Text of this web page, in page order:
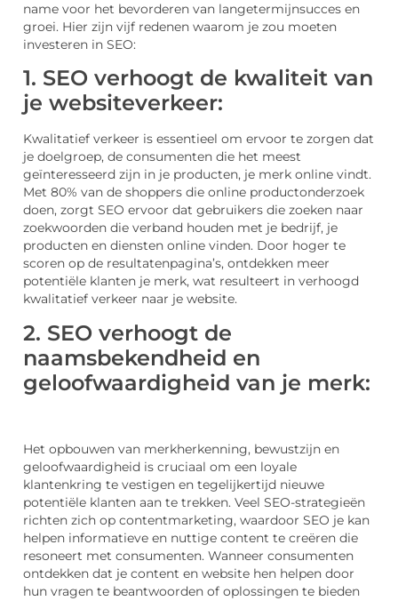
name voor het bevorderen van langetermijnsucces en
groei. Hier zijn vijf redenen waarom je zou moeten
investeren in SEO:
1. SEO verhoogt de kwaliteit van
je websiteverkeer:
Kwalitatief verkeer is essentieel om ervoor te zorgen dat
je doelgroep, de consumenten die het meest
geïnteresseerd zijn in je producten, je merk online vindt.
Met 80% van de shoppers die online productonderzoek
doen, zorgt SEO ervoor dat gebruikers die zoeken naar
zoekwoorden die verband houden met je bedrijf, je
producten en diensten online vinden. Door hoger te
scoren op de resultatenpagina’s, ontdekken meer
potentiële klanten je merk, wat resulteert in verhoogd
kwalitatief verkeer naar je website.
2. SEO verhoogt de
naamsbekendheid en
geloofwaardigheid van je merk:
Het opbouwen van merkherkenning, bewustzijn en
geloofwaardigheid is cruciaal om een loyale
klantenkring te vestigen en tegelijkertijd nieuwe
potentiële klanten aan te trekken. Veel SEO-strategieën
richten zich op contentmarketing, waardoor SEO je kan
helpen informatieve en nuttige content te creëren die
resoneert met consumenten. Wanneer consumenten
ontdekken dat je content en website hen helpen door
hun vragen te beantwoorden of oplossingen te bieden